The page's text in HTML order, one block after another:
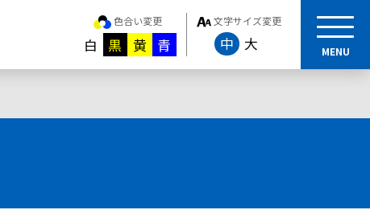
色合い変更
白 黒 黄 青
文字サイズ変更
中 大 MENU